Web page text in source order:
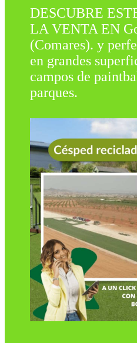
DESCUBRE
LA VENTA EN
(Comares). y
en grandes
campos de
parques.